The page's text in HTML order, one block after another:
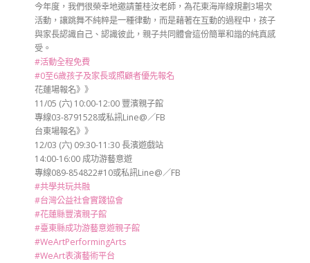
今年度，我們很榮幸地邀請董桂汝老師，為花東海岸線規劃3場次
活動，讓跳舞不純粹是一種律動，而是藉著在互動的過程中，孩子
與家長認識自己、認識彼此，親子共同體會這份簡單和諧的純真感
受。
#活動全程免費
#0至6歲孩子及家長或照顧者優先報名
花蓮場報名》》
11/05 (六) 10:00-12:00 豐濱親子館
專線03-8791528或私訊Line@／FB
台東場報名》》
12/03 (六) 09:30-11:30 長濱遊戲站
14:00-16:00 成功游藝意遊
專線089-854822#10或私訊Line@／FB
#共學共玩共融
#台灣公益社會實踐協會
#花蓮縣豐濱親子館
#臺東縣成功游藝意遊親子館
#WeArtPerformingArts
#WeArt表演藝術平台